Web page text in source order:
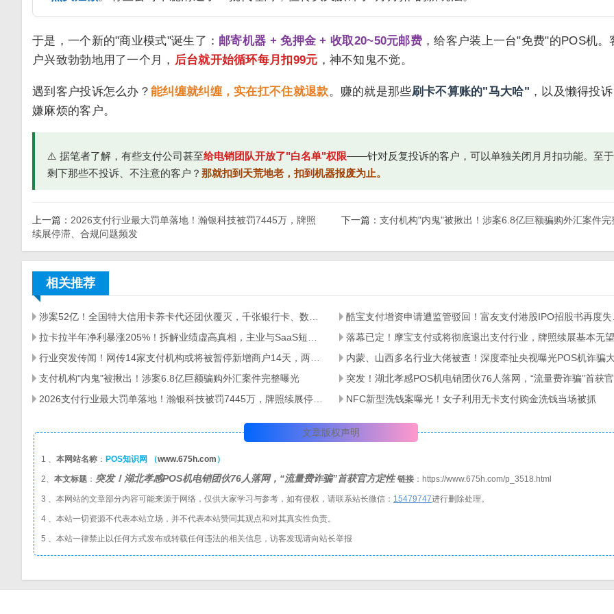
于是，一个新的"商业模式"诞生了： 邮寄机器 + 免押金 + 收取20~50元邮费 ，给客户装上一台"免费"的POS机。
户兴致勃勃地用了一个月， 后台就开始循环每月扣99元 ，神不知鬼不觉。
遇到客户投诉怎么办？ 能纠缠就纠缠，实在扛不住就退款。赚的就是那些刷卡不算账的"马大哈" ，以及懒得投诉
嫌麻烦的客户。
⚠️ 据笔者了解，有些支付公司甚至给电销团队开放了"白名单"权限——针对反复投诉的客户，可以单独关闭月月扣功能。至于
剩下那些不投诉、不注意的客户？ 那就扣到天荒地老，扣到机器报废为止。
上一篇： 2026支付行业最大罚单落地！瀚银科技被罚7445万，牌照
续展停滞、合规问题频发
下一篇： 支付机构"内鬼"被揪出！涉案6.8亿巨额骗购外汇案件完
相关推荐
落幕已定！摩宝支付或将彻底退出支付行业，牌照续展基本无望
内蒙、山西多名行业大佬被查！深度牵扯央视曝光POS机诈骗
支付机构"内鬼"被揪出！涉案6.8亿巨额骗购外汇案件完整曝光
NFC新型洗钱案曝光！女子利用无卡支付购金洗钱当场被抓
文章版权声明
1 、 本网站名称 ： POS知识网 （www.675h.com ）
2、 本文标题 ： 突发！湖北孝感POS机电销团伙76人落网，“流量费诈骗”首获官方定性链接 ：https://www.675h.com/p_3518.html
3 、本网站的文章部分内容可能来源于网络，仅供大家学习与参考，如有侵权，请联系站长微信： 15479747进行删除处理。
4 、本站一切资源不代表本站立场，并不代表本站赞同其观点和对其真实性负责。
5 、本站一律禁止以任何方式发布或转载任何违法的相关信息，访客发现请向站长举报